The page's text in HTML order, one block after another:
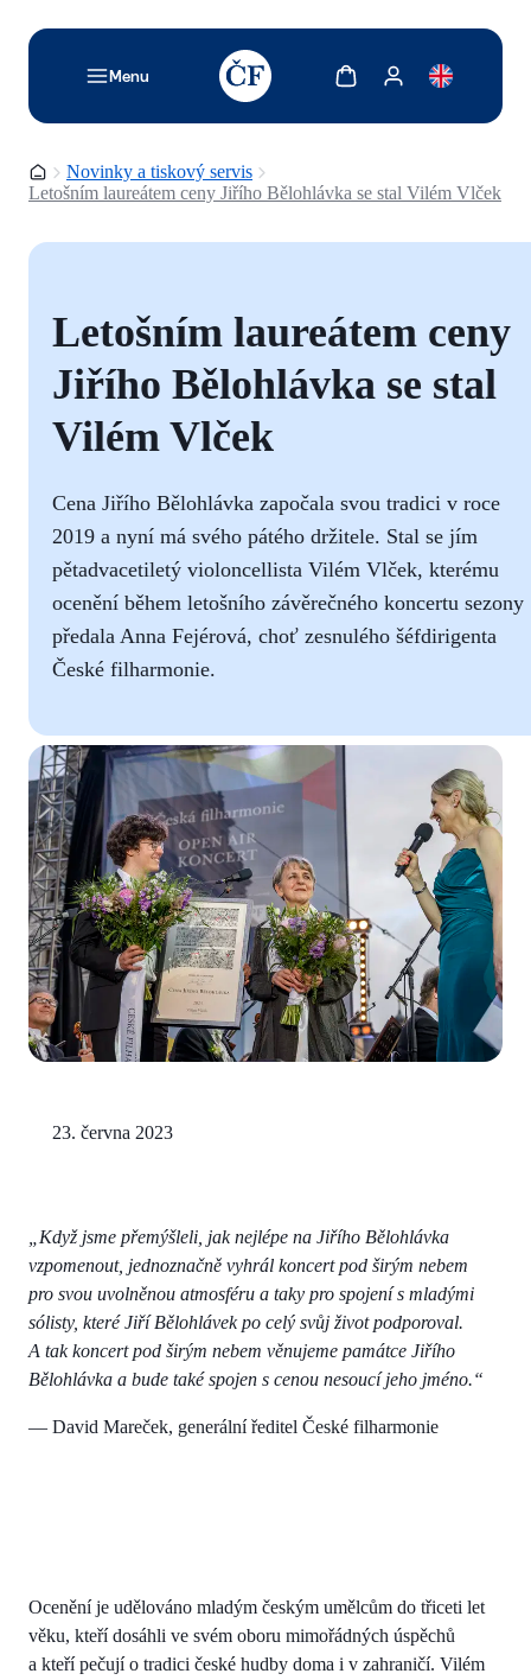
Menu
TODO: Add description for reader
Zobrazit košíkZobrazit můj účet
Domovská stránka
Novinky a tiskový servis
Letošním laureátem ceny Jiřího Bělohlávka se stal Vilém Vlček
Letošním laureátem ceny
Jiřího Bělohlávka se stal
Vilém Vlček
Cena Jiřího Bělohlávka započala svou tradici v roce
2019 a nyní má svého pátého držitele. Stal se jím
pětadvacetiletý violoncellista Vilém Vlček, kterému
ocenění během letošního závěrečného koncertu sezony
předala Anna Fejérová, choť zesnulého šéfdirigenta
České filharmonie.
23. června 2023
„Když jsme přemýšleli, jak nejlépe na Jiřího Bělohlávka
vzpomenout, jednoznačně vyhrál koncert pod širým nebem
pro svou uvolněnou atmosféru a taky pro spojení s mladými
sólisty, které Jiří Bělohlávek po celý svůj život podporoval.
A tak koncert pod širým nebem věnujeme památce Jiřího
Bělohlávka a bude také spojen s cenou nesoucí jeho jméno.“
— David Mareček, generální ředitel České filharmonie
Ocenění je udělováno mladým českým umělcům do třiceti let
věku, kteří dosáhli ve svém oboru mimořádných úspěchů
a kteří pečují o tradici české hudby doma i v zahraničí. Vilém